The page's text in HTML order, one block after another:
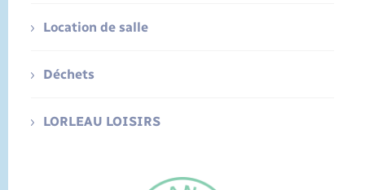
Location de salle
Déchets
LORLEAU LOISIRS